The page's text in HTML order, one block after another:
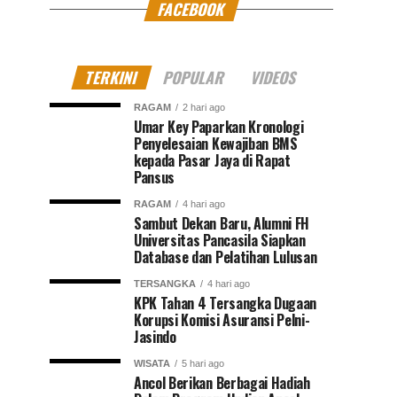
FACEBOOK
TERKINI POPULAR VIDEOS
RAGAM 2 hari ago
Umar Key Paparkan Kronologi
Penyelesaian Kewajiban BMS
kepada Pasar Jaya di Rapat
Pansus
RAGAM 4 hari ago
Sambut Dekan Baru, Alumni FH
Universitas Pancasila Siapkan
Database dan Pelatihan Lulusan
TERSANGKA 4 hari ago
KPK Tahan 4 Tersangka Dugaan
Korupsi Komisi Asuransi Pelni-
Jasindo
WISATA 5 hari ago
Ancol Berikan Berbagai Hadiah